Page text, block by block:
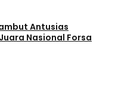
Antusias
Nasional Forsa